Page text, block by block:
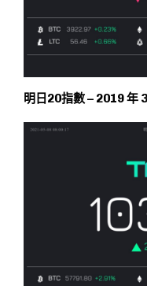
明日20指數 – 2019 年